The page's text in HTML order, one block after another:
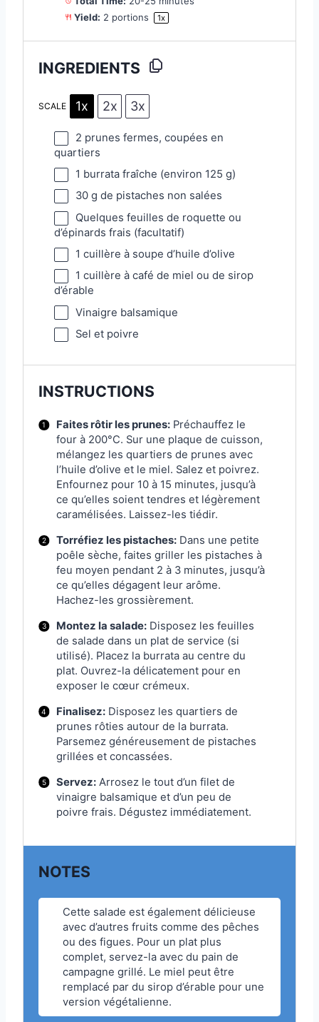
Yield: 2 portions 1x
INGREDIENTS
SCALE 1x 2x 3x
2 prunes fermes, coupées en
quartiers
1 burrata fraîche (environ 125 g)
30 g de pistaches non salées
Quelques feuilles de roquette ou
d’épinards frais (facultatif)
1 cuillère à soupe d’huile d’olive
1 cuillère à café de miel ou de sirop
d’érable
Vinaigre balsamique
Sel et poivre
INSTRUCTIONS
Faites rôtir les prunes:Préchauffez le
four à 200°C. Sur une plaque de cuisson,
mélangez les quartiers de prunes avec
l’huile d’olive et le miel. Salez et poivrez.
Enfournez pour 10 à 15 minutes, jusqu’à
ce qu’elles soient tendres et légèrement
caramélisées. Laissez-les tiédir.
Torréfiez les pistaches:Dans une petite
poêle sèche, faites griller les pistaches à
feu moyen pendant 2 à 3 minutes, jusqu’à
ce qu’elles dégagent leur arôme.
Hachez-les grossièrement.
Montez la salade:Disposez les feuilles
de salade dans un plat de service (si
utilisé). Placez la burrata au centre du
plat. Ouvrez-la délicatement pour en
exposer le cœur crémeux.
Finalisez:Disposez les quartiers de
prunes rôties autour de la burrata.
Parsemez généreusement de pistaches
grillées et concassées.
Servez:Arrosez le tout d’un filet de
vinaigre balsamique et d’un peu de
poivre frais. Dégustez immédiatement.
NOTES
Cette salade est également délicieuse
avec d’autres fruits comme des pêches
ou des figues. Pour un plat plus
complet, servez-la avec du pain de
campagne grillé. Le miel peut être
remplacé par du sirop d’érable pour une
version végétalienne.